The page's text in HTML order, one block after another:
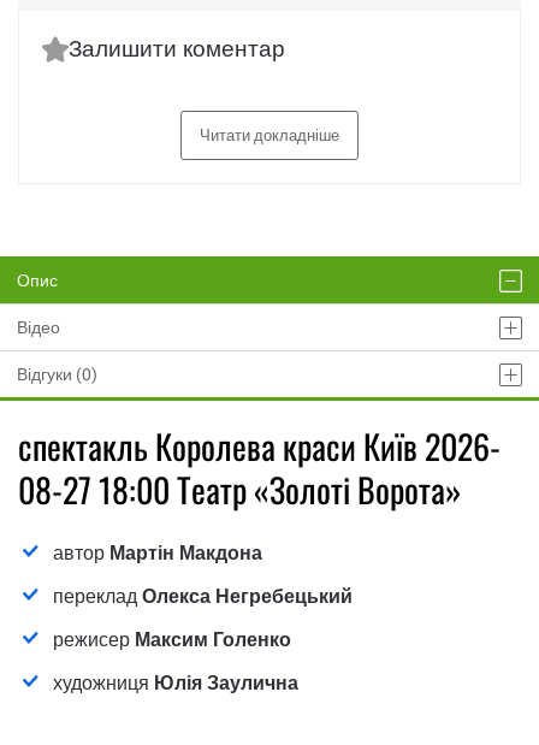
Залишити коментар
Читати докладніше
Опис
Відео
Відгуки (0)
спектакль Королева краси Київ 2026-
08-27 18:00 Театр «Золоті Ворота»
автор Мартін Макдона
переклад Олекса Негребецький
режисер Максим Голенко
художниця Юлія Заулична